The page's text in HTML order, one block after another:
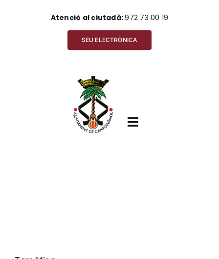
Atenció al ciutadà:972 73 00 19
SEU ELECTRÒNICA
Toggle